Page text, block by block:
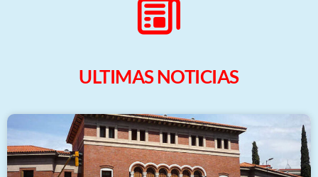
ULTIMAS NOTICIAS